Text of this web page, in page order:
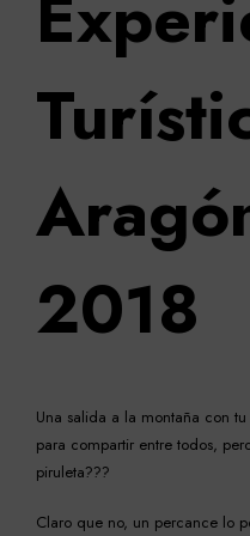
2018
Una salida a la montaña con
para compartir entre todos,
piruleta???
Claro que no, un percance lo